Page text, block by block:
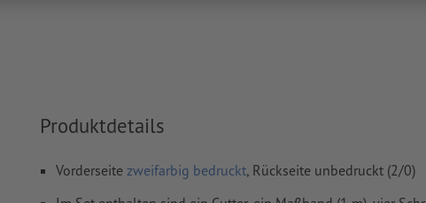
Wie lege ich Druckdaten richtig an?
Produktdetails
Vorderseite zweifarbig bedruckt, Rückseite unbedruckt (2/0)